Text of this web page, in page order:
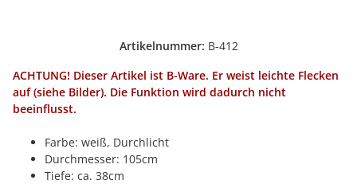
Artikelnummer: B-412
ACHTUNG! Dieser Artikel ist B-Ware. Er weist leichte Flecken
auf (siehe Bilder). Die Funktion wird dadurch nicht
beeinflusst.
Farbe: weiß, Durchlicht
Durchmesser: 105cm
Tiefe: ca. 38cm